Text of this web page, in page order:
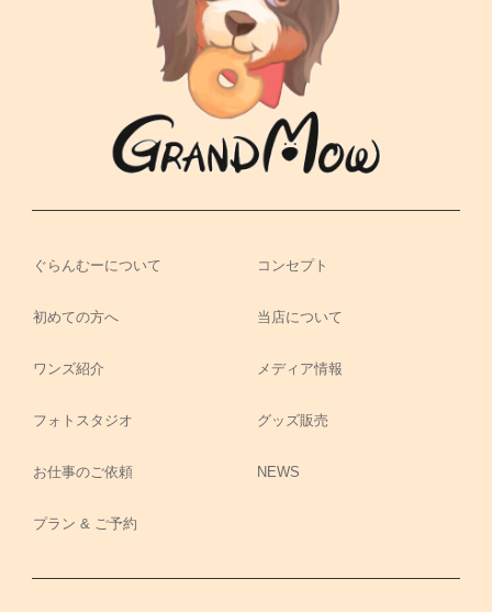
ぐらんむーについて コンセプト
初めての方へ 当店について
ワンズ紹介 メディア情報
フォトスタジオ グッズ販売
お仕事のご依頼 NEWS
プラン & ご予約